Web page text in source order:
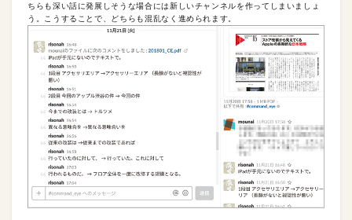
ちらも深い話に発展しそうな場合には新しいチャンネルを作ってしまいましょ
う。こうすることで、どちらも混乱なく進められます。